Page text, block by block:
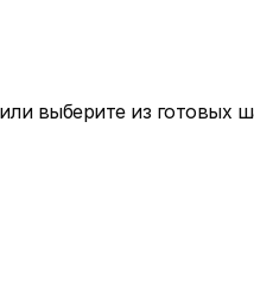
выберите из готовых